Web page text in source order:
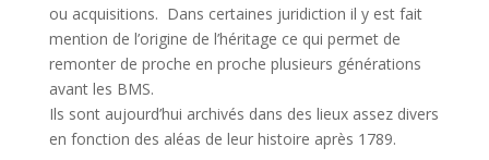
ou acquisitions. Dans certaines juridiction il y est fait
mention de l’origine de l’héritage ce qui permet de
remonter de proche en proche plusieurs générations
avant les BMS.
Ils sont aujourd’hui archivés dans des lieux assez divers
en fonction des aléas de leur histoire après 1789.